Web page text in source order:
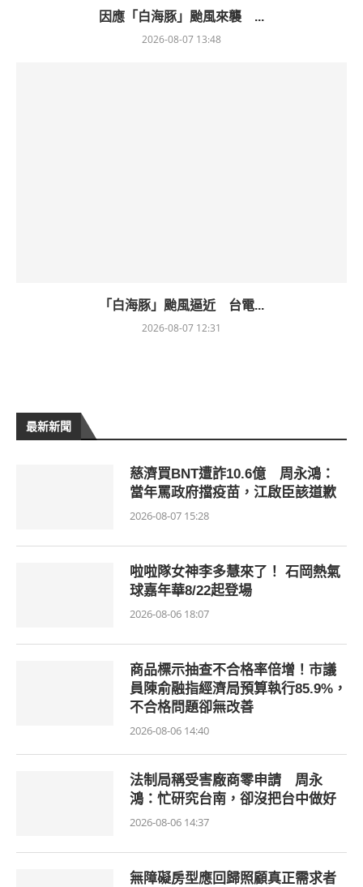
因應「白海豚」颱風來襲 ...
2026-08-07 13:48
「白海豚」颱風逼近 台電...
2026-08-07 12:31
最新新聞
慈濟買BNT遭詐10.6億 周永鴻：
當年罵政府擋疫苗，江啟臣該道歉
2026-08-07 15:28
啦啦隊女神李多慧來了！ 石岡熱氣
球嘉年華8/22起登場
2026-08-06 18:07
商品標示抽查不合格率倍增！市議
員陳俞融指經濟局預算執行85.9%，
不合格問題卻無改善
2026-08-06 14:40
法制局稱受害廠商零申請 周永
鴻：忙研究台南，卻沒把台中做好
2026-08-06 14:37
無障礙房型應回歸照顧真正需求者